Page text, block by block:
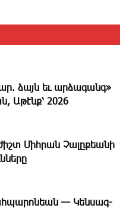
ձայն եւ արձագանգ»
Ա­թէնք՝ 2026
Միհրան Չալըքեանի
— Կեն­սագ­